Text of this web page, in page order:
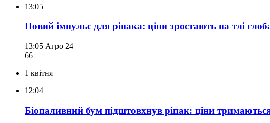
13:05
Новий імпульс для ріпака: ціни зростають на тлі
13:05 Агро 24
66
1 квітня
12:04
Біопаливний бум підштовхнув ріпак: ціни тримаються